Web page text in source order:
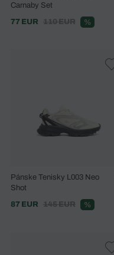
Carnaby Set
77 EUR
110 EUR %
Pánske Tenisky L003 Neo
Shot
87 EUR
145 EUR %